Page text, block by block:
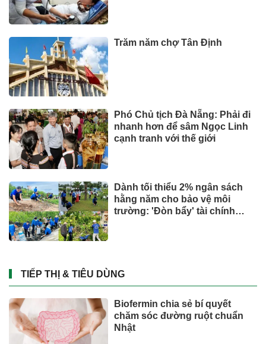
Trăm năm chợ Tân Định
Phó Chủ tịch Đà Nẵng: Phải đi
nhanh hơn để sâm Ngọc Linh
cạnh tranh với thế giới
Dành tối thiểu 2% ngân sách
hằng năm cho bảo vệ môi
trường: 'Đòn bẩy' tài chính
TIẾP THỊ & TIÊU DÙNG
Biofermin chia sẻ bí quyết
chăm sóc đường ruột chuẩn
Nhật